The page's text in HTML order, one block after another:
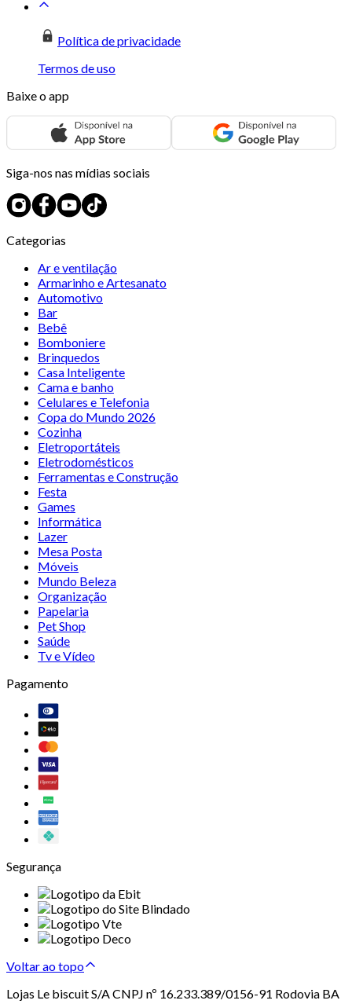
Política de privacidade
Termos de uso
Baixe o app
Siga-nos nas mídias sociais
Categorias
Ar e ventilação
Armarinho e Artesanato
Automotivo
Bar
Bebê
Bomboniere
Brinquedos
Casa Inteligente
Cama e banho
Celulares e Telefonia
Copa do Mundo 2026
Cozinha
Eletroportáteis
Eletrodomésticos
Ferramentas e Construção
Festa
Games
Informática
Lazer
Mesa Posta
Móveis
Mundo Beleza
Organização
Papelaria
Pet Shop
Saúde
Tv e Vídeo
Pagamento
Segurança
Voltar ao topo
Lojas Le biscuit S/A CNPJ nº 16.233.389/0156-91 Rodovia BA